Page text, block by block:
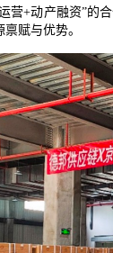
营+动产融资”的
赋与优势。